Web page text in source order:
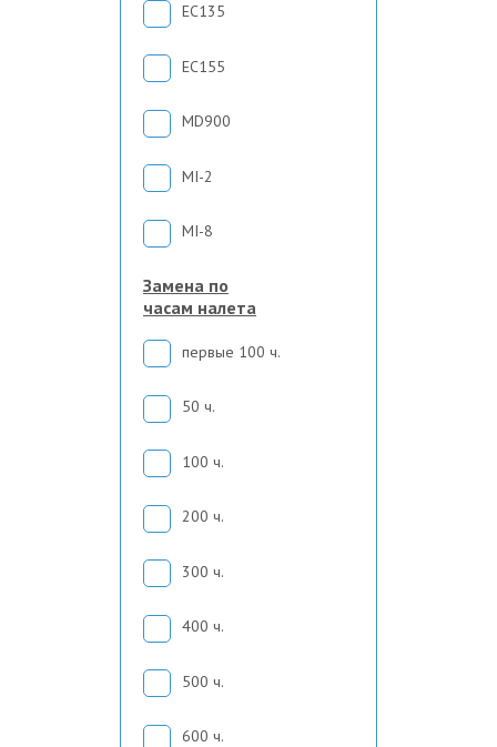
EC135
EC155
MD900
MI-2
MI-8
Замена по
часам налета
первые 100 ч.
50 ч.
100 ч.
200 ч.
300 ч.
400 ч.
500 ч.
600 ч.